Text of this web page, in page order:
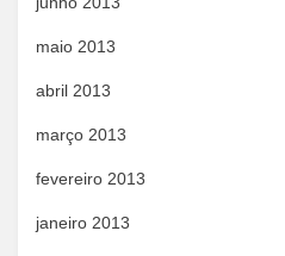
maio 2013
abril 2013
março 2013
fevereiro 2013
janeiro 2013